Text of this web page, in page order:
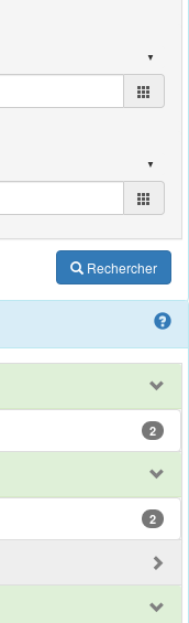
Rechercher
2
2